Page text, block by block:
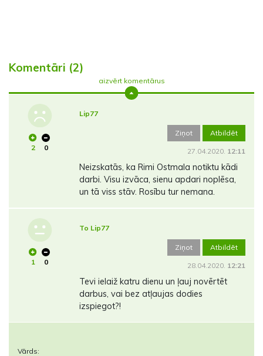
Komentāri (2)
aizvērt komentārus
2 0
Lip77
Ziņot Atbildēt
27.04.2020. 12:11
Neizskatās, ka Rimi Ostmala notiktu kādi
darbi. Visu izvāca, sienu apdari noplēsa,
un tā viss stāv. Rosību tur nemana.
1 0
To Lip77
Ziņot Atbildēt
28.04.2020. 12:21
Tevi ielaiž katru dienu un ļauj novērtēt
darbus, vai bez atļaujas dodies
izspiegot?!
Vārds: